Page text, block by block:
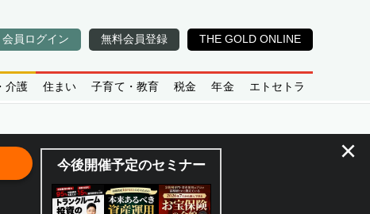
会員ログイン 無料会員登録 THE GOLD ONLINE
介護 住まい 子育て・教育 税金 年金 エトセトラ
今後開催予定のセミナー ×